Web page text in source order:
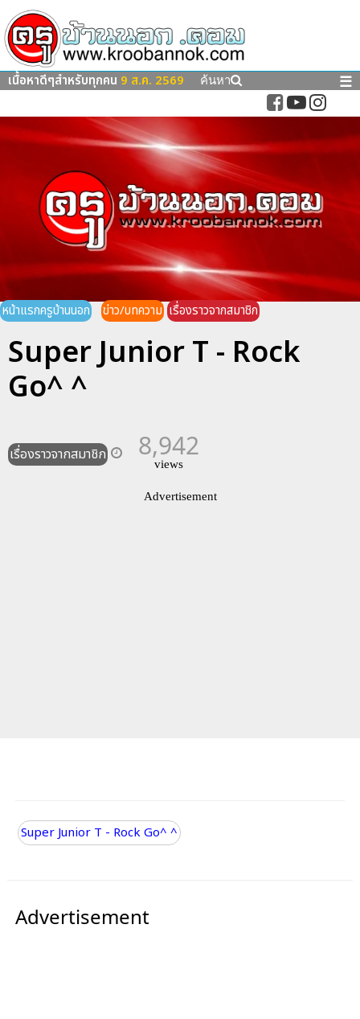
เนื้อหาดีๆสำหรับทุกคน 9 ส.ค. 2569 ค้นหา ☰
หน้าแรกครูบ้านนอก ข่าว/บทความ เรื่องราวจากสมาชิก
Super Junior T - Rock
Go^ ^
เรื่องราวจากสมาชิก 8,942
views
Advertisement
Super Junior T - Rock Go^ ^
Advertisement